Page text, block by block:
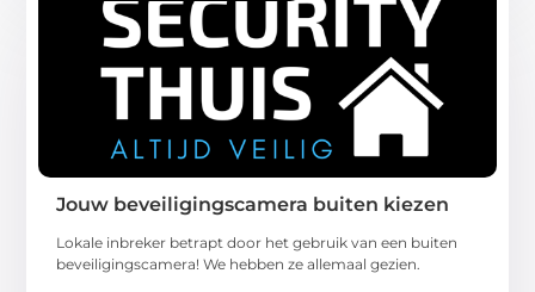
Jouw beveiligingscamera buiten kiezen
Lokale inbreker betrapt door het gebruik van een buiten
beveiligingscamera! We hebben ze allemaal gezien.